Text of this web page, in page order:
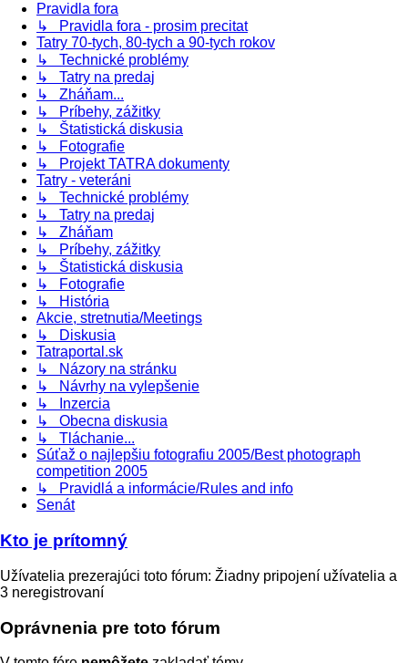
Pravidla fora
↳ Pravidla fora - prosim precitat
Tatry 70-tych, 80-tych a 90-tych rokov
↳ Technické problémy
↳ Tatry na predaj
↳ Zháňam...
↳ Príbehy, zážitky
↳ Štatistická diskusia
↳ Fotografie
↳ Projekt TATRA dokumenty
Tatry - veteráni
↳ Technické problémy
↳ Tatry na predaj
↳ Zháňam
↳ Príbehy, zážitky
↳ Štatistická diskusia
↳ Fotografie
↳ História
Akcie, stretnutia/Meetings
↳ Diskusia
Tatraportal.sk
↳ Názory na stránku
↳ Návrhy na vylepšenie
↳ Inzercia
↳ Obecna diskusia
↳ Tláchanie...
Súťaž o najlepšiu fotografiu 2005/Best photograph
competition 2005
↳ Pravidlá a informácie/Rules and info
Senát
Kto je prítomný
Užívatelia prezerajúci toto fórum: Žiadny pripojení užívatelia a
3 neregistrovaní
Oprávnenia pre toto fórum